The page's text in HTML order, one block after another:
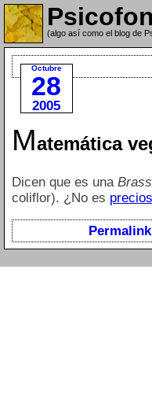
(algo así como el blog de
Octubre
28
2005
Matemática
Dicen que es una
coliflor). ¿No es
Permalink